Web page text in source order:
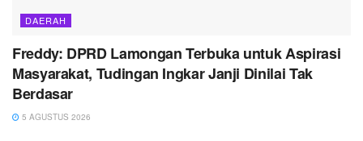
DAERAH
Freddy: DPRD Lamongan Terbuka untuk Aspirasi
Masyarakat, Tudingan Ingkar Janji Dinilai Tak
Berdasar
5 AGUSTUS 2026